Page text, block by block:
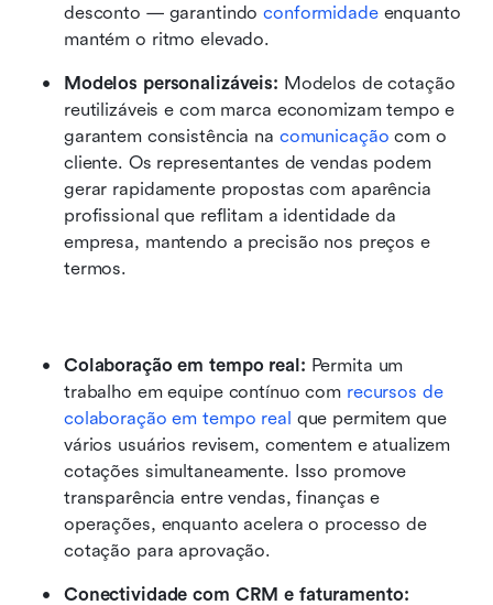
desconto — garantindo conformidade enquanto
mantém o ritmo elevado.
Modelos personalizáveis: Modelos de cotação
reutilizáveis e com marca economizam tempo e
garantem consistência na comunicação com o
cliente. Os representantes de vendas podem
gerar rapidamente propostas com aparência
profissional que reflitam a identidade da
empresa, mantendo a precisão nos preços e
termos.
Colaboração em tempo real: Permita um
trabalho em equipe contínuo com recursos de
colaboração em tempo real que permitem que
vários usuários revisem, comentem e atualizem
cotações simultaneamente. Isso promove
transparência entre vendas, finanças e
operações, enquanto acelera o processo de
cotação para aprovação.